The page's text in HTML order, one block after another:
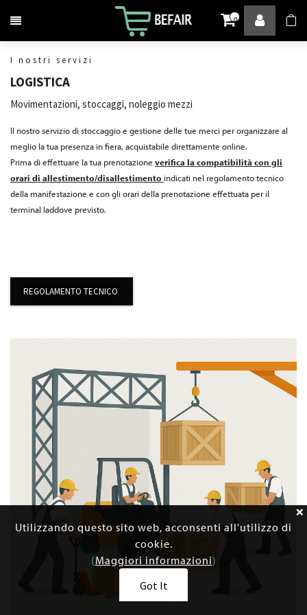
Attiva / disattiva la navigazione 0
I nostri servizi
LOGISTICA
Movimentazioni, stoccaggi, noleggio mezzi
Il nostro servizio di stoccaggio e gestione delle tue merci per organizzare al
meglio la tua presenza in fiera, acquistabile direttamente online.
Prima di effettuare la tua prenotazione verifica la compatibilità con gli
orari di allestimento/disallestimento indicati nel regolamento tecnico
della manifestazione e con gli orari della prenotazione effettuata per il
terminal laddove previsto.
REGOLAMENTO TECNICO
Utilizzando questo sito web, acconsenti all'utilizzo di
cookie.
(Maggiori informazioni)
Got It